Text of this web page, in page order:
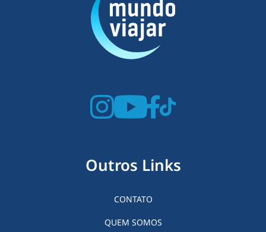
Outros Links
CONTATO
QUEM SOMOS